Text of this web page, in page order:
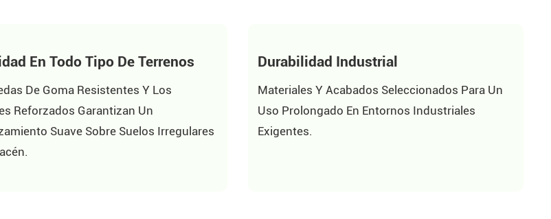
En Todo Tipo De Terrenos
De Goma Resistentes Y Los
Reforzados Garantizan Un
Suave Sobre Suelos Irregulares
Durabilidad Industrial
Materiales Y Acabados Seleccionados Para Un
Uso Prolongado En Entornos Industriales
Exigentes.